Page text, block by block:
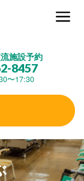
施設予約
8457
〜17:30